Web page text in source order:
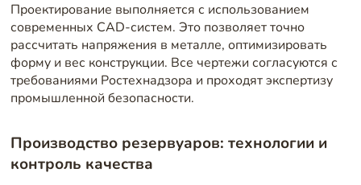
Проектирование выполняется с использованием
современных CAD-систем. Это позволяет точно
рассчитать напряжения в металле, оптимизировать
форму и вес конструкции. Все чертежи согласуются с
требованиями Ростехнадзора и проходят экспертизу
промышленной безопасности.
Производство резервуаров: технологии и
контроль качества